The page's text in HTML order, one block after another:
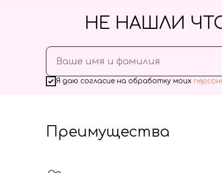
Я даю согласие на обработку моих
НЕ НАШЛИ
Преимущества